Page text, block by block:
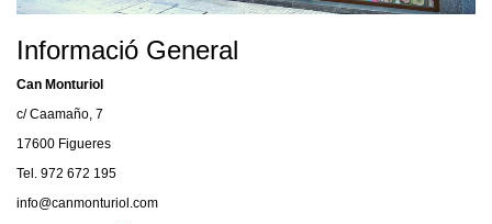
Informació General
Can Monturiol
c/ Caamaño, 7
17600 Figueres
Tel. 972 672 195
info@canmonturiol.com